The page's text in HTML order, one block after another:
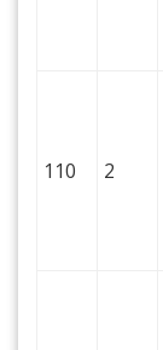
110 2